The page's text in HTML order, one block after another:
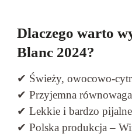
Dlaczego warto
Blanc 2024?
✔ Świeży, owocowo-
✔ Przyjemna
✔ Lekkie i bardzo
✔ Polska produkcja –